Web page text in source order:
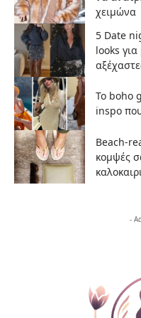
χειμώνα
5 Date
looks
Το boho
inspo
Beach-
κομψές
-